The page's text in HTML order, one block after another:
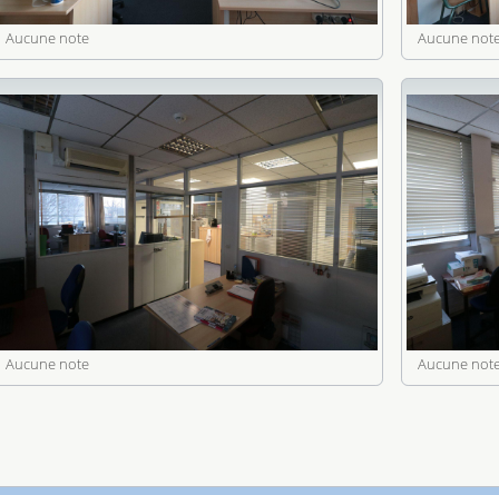
Aucune note Aucune
Aucune note Aucune